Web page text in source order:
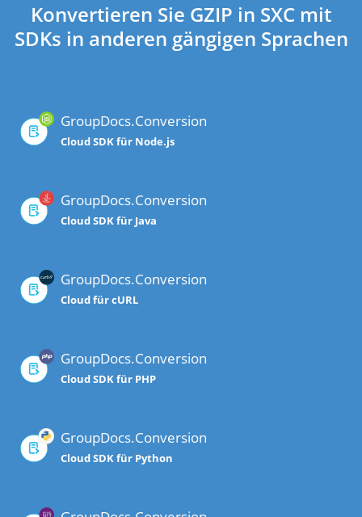
Konvertieren Sie GZIP in SXC mit
SDKs in anderen gängigen Sprachen
GroupDocs.Conversion
Cloud SDK für Node.js
GroupDocs.Conversion
Cloud SDK für Java
GroupDocs.Conversion
Cloud für cURL
GroupDocs.Conversion
Cloud SDK für PHP
GroupDocs.Conversion
Cloud SDK für Python